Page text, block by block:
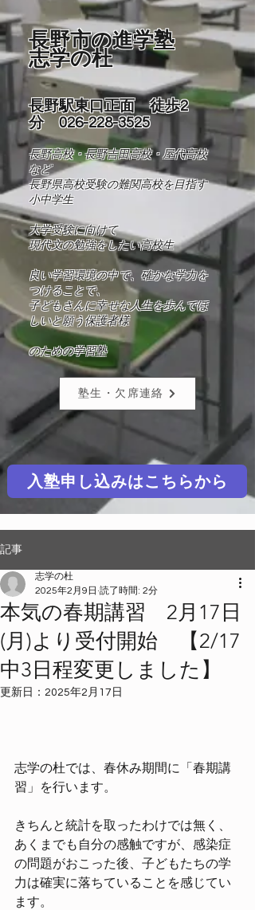
塾生・欠席連絡
長野市の進学塾
志学の杜
長野駅東口正面 徒歩2
分026-228-3525
長野高校・長野吉田高校・屋代高校
など
長野県高校受験の難関高校を目指す
小中学生
​大学受験に向けて
現代文の勉強をしたい高校生
良い学習環境の中で、確かな学力を
つけることで、
​子どもさんに幸せな人生を歩んでほ
しいと願う保護者様
​​のための学習塾
入塾申し込みはこちらから
記事
本気の春期講習 2月17日
(月)より受付開始 【2/17
中3日程変更しました】
志学の杜
2025年2月9日 読了時間: 2分
更新日： 2025年2月17日
志学の杜では、春休み期間に「春期講
習」を行います。
きちんと統計を取ったわけでは無く、
あくまでも自分の感触ですが、感染症
の問題がおこった後、子どもたちの学
力は確実に落ちていることを感じてい
ます。